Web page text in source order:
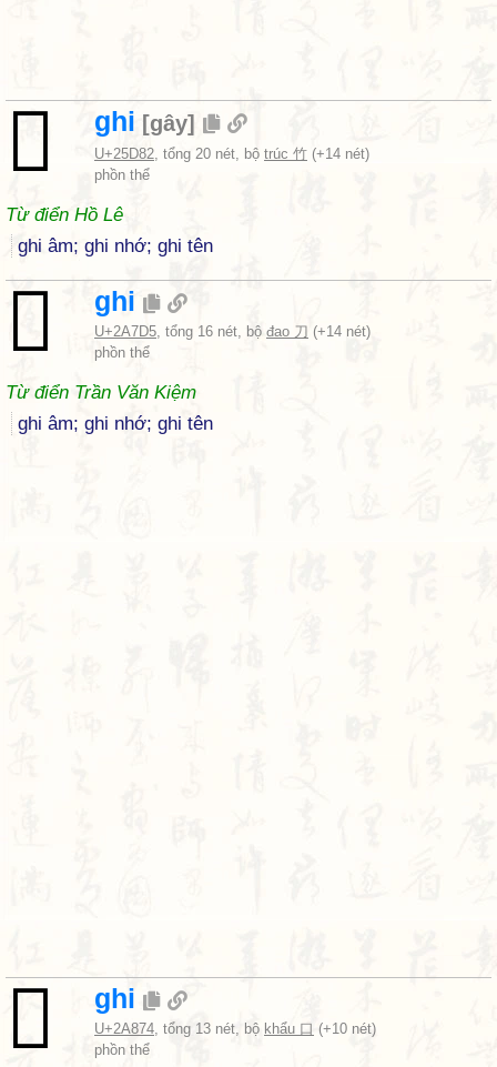
𥶂 ghi [gây]
U+25D82, tổng 20 nét, bộ trúc 竹 (+14 nét)
phồn thể
Từ điển Hồ Lê
ghi âm; ghi nhớ; ghi tên
𪟕 ghi
U+2A7D5, tổng 16 nét, bộ đao 刀 (+14 nét)
phồn thể
Từ điển Trần Văn Kiệm
ghi âm; ghi nhớ; ghi tên
𪡴 ghi
U+2A874, tổng 13 nét, bộ khẩu 口 (+10 nét)
phồn thể